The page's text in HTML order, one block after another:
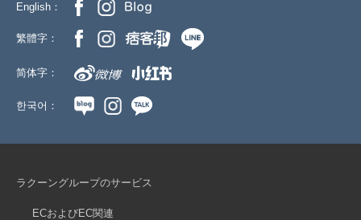
English：
繁體字：
简体字：
한국어：
ラクーングループのサービス
ECおよびEC関連